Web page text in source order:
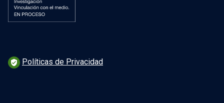
verified_user Políticas de Privacidad